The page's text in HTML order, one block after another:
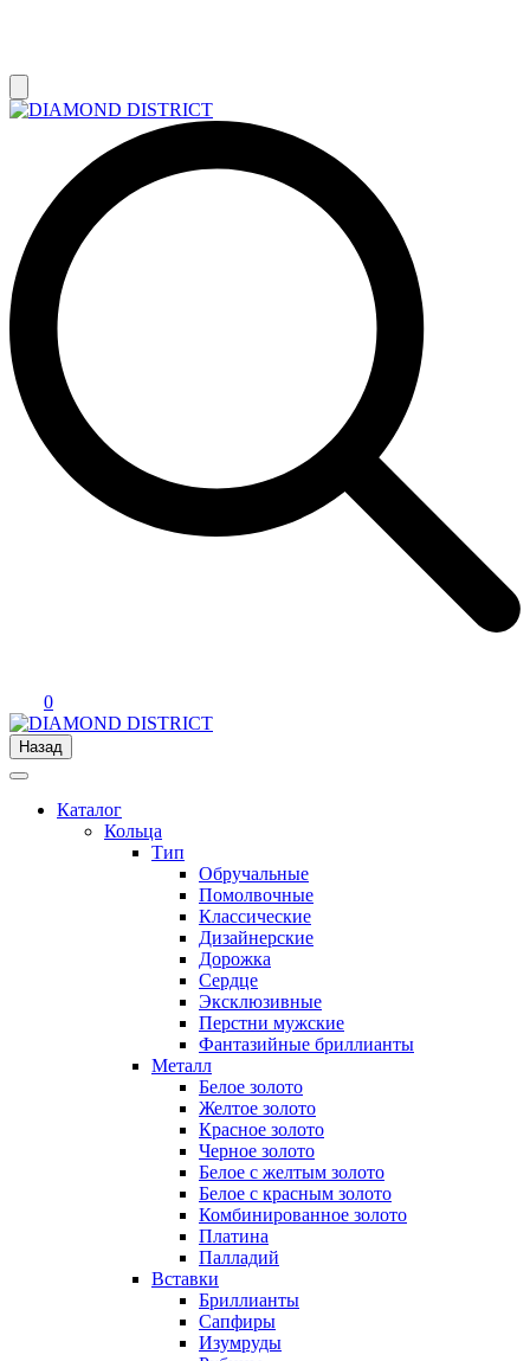
0
Назад
Каталог
Кольца
Тип
Обручальные
Помолвочные
Классические
Дизайнерские
Дорожка
Сердце
Эксклюзивные
Перстни мужские
Фантазийные бриллианты
Металл
Белое золото
Желтое золото
Красное золото
Черное золото
Белое с желтым золото
Белое с красным золото
Комбинированное золото
Платина
Палладий
Вставки
Бриллианты
Сапфиры
Изумруды